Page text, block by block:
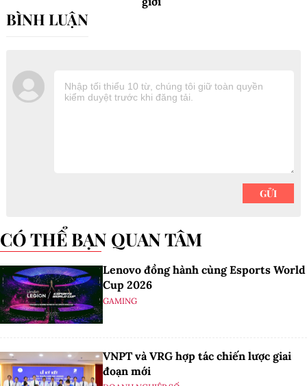
CÓ THỂ BẠN QUAN TÂM
Lenovo đồng hành cùng Esports World
Cup 2026
GAMING
VNPT và VRG hợp tác chiến lược giai
đoạn mới